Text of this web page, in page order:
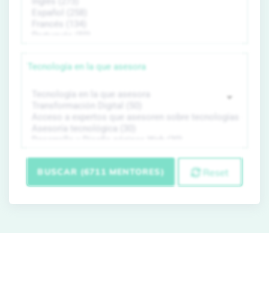
Tecnología en la que asesora
BUSCAR (6711 MENTORES) Reset